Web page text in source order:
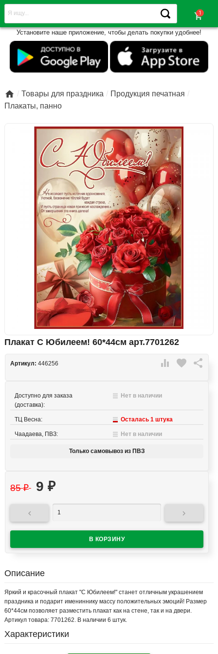
shopping_cart
Установите наше приложение, чтобы делать покупки удобнее!
 Товары для праздника
Продукция печатная
Плакаты, панно
Плакат С Юбилеем! 60*44см арт.7701262
 favorite 
Артикул: 446256
Доступно для заказа
(доставка):
Нет в наличии
ТЦ Весна: Осталась 1 штука
Чаадаева, ПВЗ: Нет в наличии
Только самовывоз из ПВЗ
85₽ 9 ₽
 
Описание
Яркий и красочный плакат "С Юбилеем!" станет отличным украшением
праздника и подарит имениннику массу положительных эмоций! Размер
60*44см позволяет разместить плакат как на стене, так и на двери.
Артикул товара: 7701262. В наличии 6 штук.
Характеристики